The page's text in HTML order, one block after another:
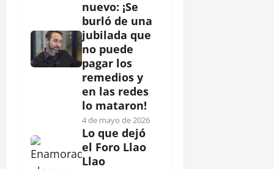
nuevo: ¡Se
burló de una
jubilada que
no puede
pagar los
remedios y
en las redes
lo mataron!
4 de mayo de 2026
Lo que dejó
el Foro Llao
Llao